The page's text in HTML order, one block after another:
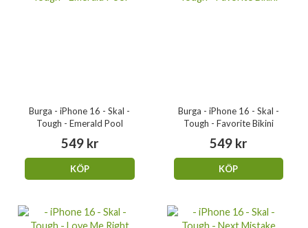
Burga - iPhone 16 - Skal -
Tough - Emerald Pool
549 kr
KÖP
Burga - iPhone 16 - Skal -
Tough - Favorite Bikini
549 kr
KÖP